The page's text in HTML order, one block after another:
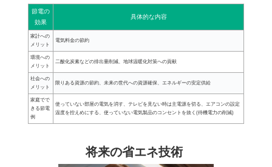
節電の
効果
具体的な内容
家計への
メリット
電気料金の節約
環境への
メリット
二酸化炭素などの排出量削減、地球温暖化対策への貢献
社会への
メリット
限りある資源の節約、未来の世代への資源確保、エネルギーの安定供給
家庭でで
きる節電
例
使っていない部屋の電気を消す、テレビを見ない時は主電源を切る、エアコンの設定
温度を控えめにする、使っていない電気製品のコンセントを抜く(待機電力の削減)
将来の省エネ技術